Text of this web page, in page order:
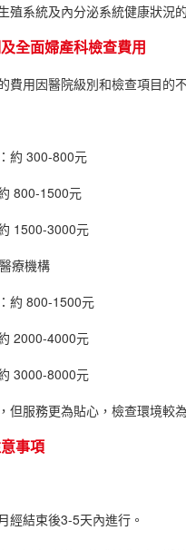
系統及內分泌系統健康狀況的
面婦產科檢查費用
用因醫院級別和檢查項目的不
300-800元
800-1500元
1500-3000元
療機構
800-1500元
2000-4000元
3000-8000元
服務更為貼心，檢查環境較
事項
結束後3-5天內進行。